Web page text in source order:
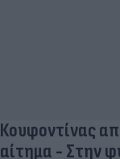
Κουφοντίνας
αίτημα - Στην